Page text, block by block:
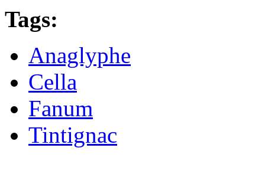
Tags:
Anaglyphe
Cella
Fanum
Tintignac